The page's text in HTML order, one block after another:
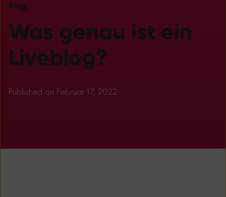
Blog
Was genau ist ein
Liveblog?
Published on Februar 17, 2022